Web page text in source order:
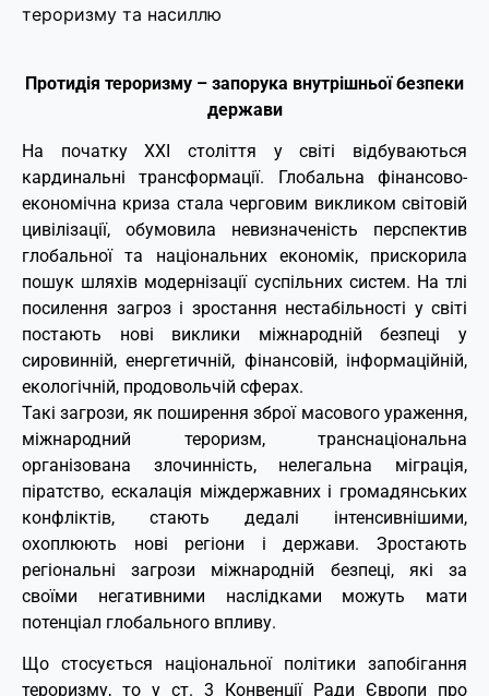
тероризму та насиллю
Протидія тероризму – запорука внутрішньої безпеки
держави
На початку XXI століття у світі відбуваються
кардинальні трансформації. Глобальна фінансово-
економічна криза стала черговим викликом світовій
цивілізації, обумовила невизначеність перспектив
глобальної та національних економік, прискорила
пошук шляхів модернізації суспільних систем. На тлі
посилення загроз і зростання нестабільності у світі
постають нові виклики міжнародній безпеці у
сировинній, енергетичній, фінансовій, інформаційній,
екологічній, продовольчій сферах.
Такі загрози, як поширення зброї масового ураження,
міжнародний тероризм, транснаціональна
організована злочинність, нелегальна міграція,
піратство, ескалація міждержавних і громадянських
конфліктів, стають дедалі інтенсивнішими,
охоплюють нові регіони і держави. Зростають
регіональні загрози міжнародній безпеці, які за
своїми негативними наслідками можуть мати
потенціал глобального впливу.
Що стосується національної політики запобігання
тероризму, то у ст. 3 Конвенції Ради Європи про